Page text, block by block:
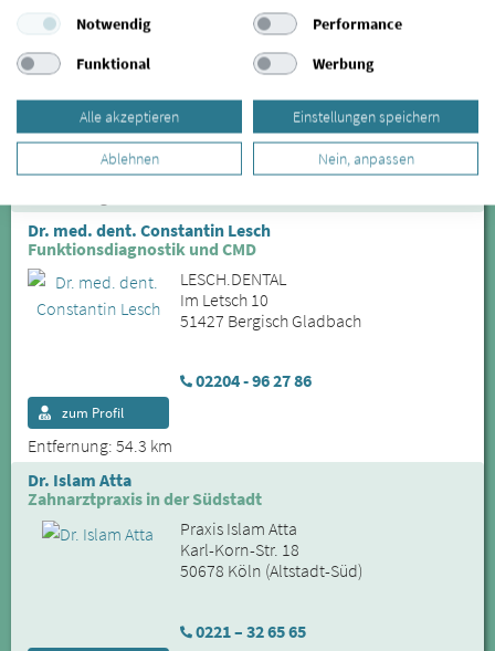
Zahn, Kiefer & Co. (Zahnarztpraxis Dr.
Nibelungenstraße 27
50354 Hürth
0223372874
zum Profil
Dr. med. dent. Constantin Lesch
Funktionsdiagnostik und CMD
LESCH.DENTAL
Im Letsch 10
51427 Bergisch Gladbach
02204 - 96 27 86
Entfernung: 54.3 km
zum Profil
Dr. Islam Atta
Zahnarztpraxis in der Südstadt
Praxis Islam Atta
Karl-Korn-Str. 18
50678 Köln (Altstadt-Süd)
0221 – 32 65 65
Notwendig
Performance
Funktional
Werbung
Alle akzeptieren Einstellungen speichern
Ablehnen Nein, anpassen